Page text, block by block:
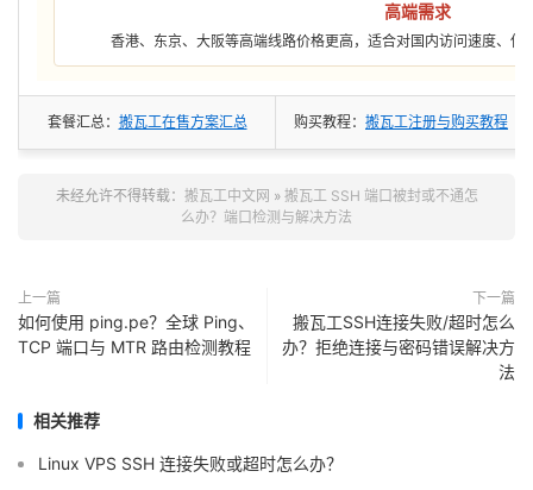
高端需求
香港、东京、大阪等高端线路价格更高，适合对国内访问速度、低
套餐汇总： 搬瓦工在售方案汇总 购买教程： 搬瓦工注册与购买教程
未经允许不得转载： 搬瓦工中文网 » 搬瓦工 SSH 端口被封或不通怎
么办？端口检测与解决方法
上一篇
如何使用 ping.pe？全球 Ping、
TCP 端口与 MTR 路由检测教程
下一篇
搬瓦工SSH连接失败/超时怎么
办？拒绝连接与密码错误解决方
法
相关推荐
Linux VPS SSH 连接失败或超时怎么办？